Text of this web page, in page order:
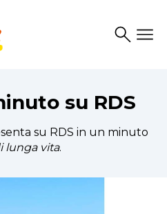
SearchDrawer
su RDS
su RDS in un minuto
lunga vita.